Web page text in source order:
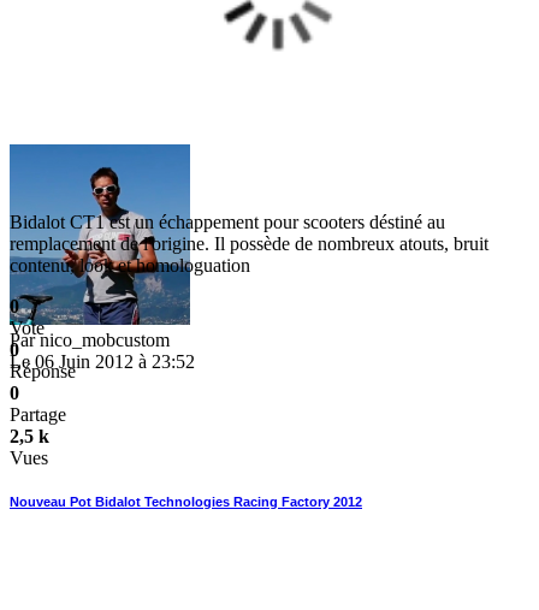
Parnico_mobcustom
Le 06 Juin 2012 à 23:52
Bidalot CT1 est un échappement pour scooters déstiné au
remplacement de l'origine. Il possède de nombreux atouts, bruit
contenu, look et homologuation
0
Vote
0
Réponse
0
Partage
2,5 k
Vues
Nouveau Pot Bidalot Technologies Racing Factory 2012